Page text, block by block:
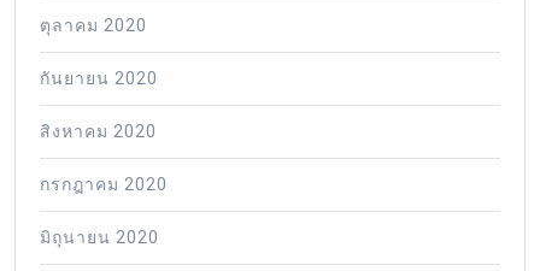
ตุลาคม 2020
กันยายน 2020
สิงหาคม 2020
กรกฎาคม 2020
มิถุนายน 2020